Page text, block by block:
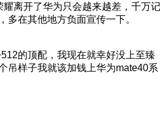
离开了华为只会越来越差，千万记
多在其他地方负面宣传一下。
的顶配，我现在就幸好没上至臻
吊样子我就该加钱上华为mate40系